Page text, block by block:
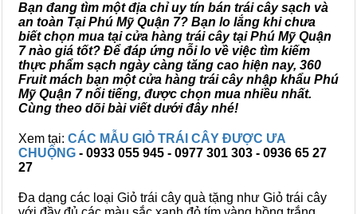
Bạn đang tìm một địa chỉ uy tín bán trái cây sạch và
an toàn Tại Phú Mỹ Quận 7? Bạn lo lắng khi chưa
biết chọn mua tại cửa hàng trái cây tại Phú Mỹ Quận
7 nào giá tốt? Để đáp ứng nỗi lo về việc tìm kiếm
thực phẩm sạch ngày càng tăng cao hiện nay, 360
Fruit mách bạn một cửa hàng trái cây nhập khẩu Phú
Mỹ Quận 7 nổi tiếng, được chọn mua nhiều nhất.
Cùng theo dõi bài viết dưới đây nhé!
Xem tại: CÁC MẪU GIỎ TRÁI CÂY ĐƯỢC ƯA
CHUỘNG - 0933 055 945 - 0977 301 303 - 0936 65 27
27
Đa dạng các loại Giỏ trái cây quà tặng như Giỏ trái cây